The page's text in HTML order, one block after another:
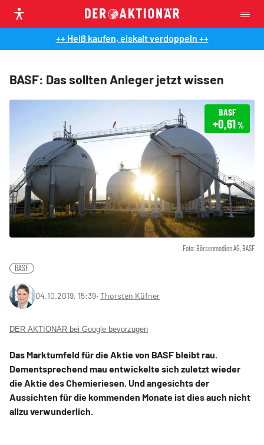
++ Heiß kaufen, eiskalt verdoppeln ++
BASF: Das sollten Anleger jetzt wissen
Foto: Börsenmedien AG, BASF
BASF
+0,61%
BASF
04.10.2019, 15:39‧ Thorsten Küfner
DER AKTIONÄR bei Google bevorzugen
Das Marktumfeld für die Aktie von BASF bleibt rau.
Dementsprechend mau entwickelte sich zuletzt wieder
die Aktie des Chemieriesen. Und angesichts der
Aussichten für die kommenden Monate ist dies auch nicht
allzu verwunderlich.